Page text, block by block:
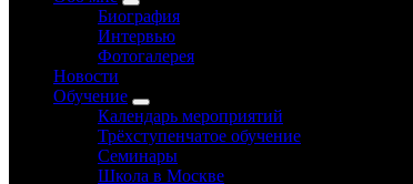
Биография
Интервью
Фотогалерея
Новости
Обучение
Календарь мероприятий
Трёхступенчатое обучение
Семинары
Школа в Москве